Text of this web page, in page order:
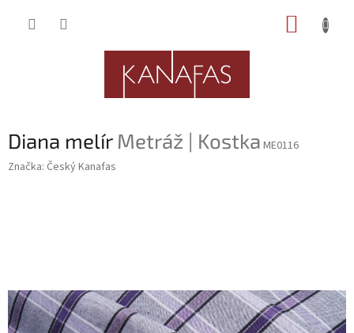
Diana melír Metráž | Kostka ME0116
Značka: Český Kanafas